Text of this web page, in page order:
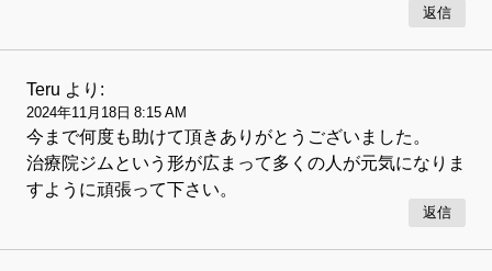
返信
Teru より:
2024年11月18日 8:15 AM
今まで何度も助けて頂きありがとうございました。
治療院ジムという形が広まって多くの人が元気になりま
すように頑張って下さい。
返信